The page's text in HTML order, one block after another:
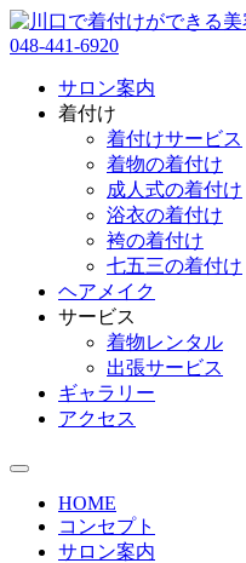
048-441-6920
サロン案内
着付け
着付けサービス
着物の着付け
成人式の着付け
浴衣の着付け
袴の着付け
七五三の着付け
ヘアメイク
サービス
着物レンタル
出張サービス
ギャラリー
アクセス
HOME
コンセプト
サロン案内